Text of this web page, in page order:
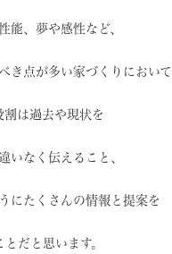
能、夢や感性など、
き点が多い家づくりにおいて
割は過去や現状を
いなく伝えること、
に たくさんの情報と提案を
だと思います。